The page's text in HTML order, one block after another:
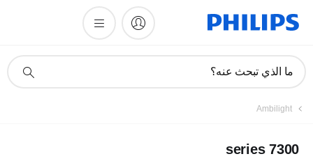
دعم
ما الذي تبحث عنه؟
Ambilight
7300 series